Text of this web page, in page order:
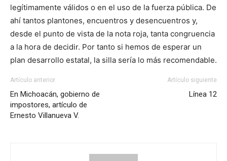
legítimamente válidos o en el uso de la fuerza pública. De
ahí tantos plantones, encuentros y desencuentros y,
desde el punto de vista de la nota roja, tanta congruencia
a la hora de decidir. Por tanto si hemos de esperar un
plan desarrollo estatal, la silla sería lo más recomendable.
Artículo anterior
En Michoacán, gobierno de
impostores, artículo de
Ernesto Villanueva V.
Artículo siguiente
Línea 12